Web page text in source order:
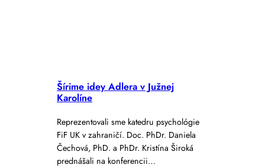
Šírime idey Adlera v Južnej
Karolíne
Reprezentovali sme katedru psychológie
FiF UK v zahraničí. Doc. PhDr. Daniela
Čechová, PhD. a PhDr. Kristína Široká
prednášali na konferencii…